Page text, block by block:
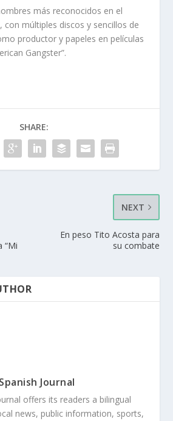
más reconocidos en el
con múltiples discos y sencillos de
productor y papeles en películas
Gangster”.
SHARE:
“Mi
NEXT
En peso Tito Acosta para
su combate
Spanish Journal
offers its readers a bilingual
news, public information, sports,